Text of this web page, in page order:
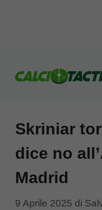
Skriniar
dice no
Madrid
9 Aprile 2025 di